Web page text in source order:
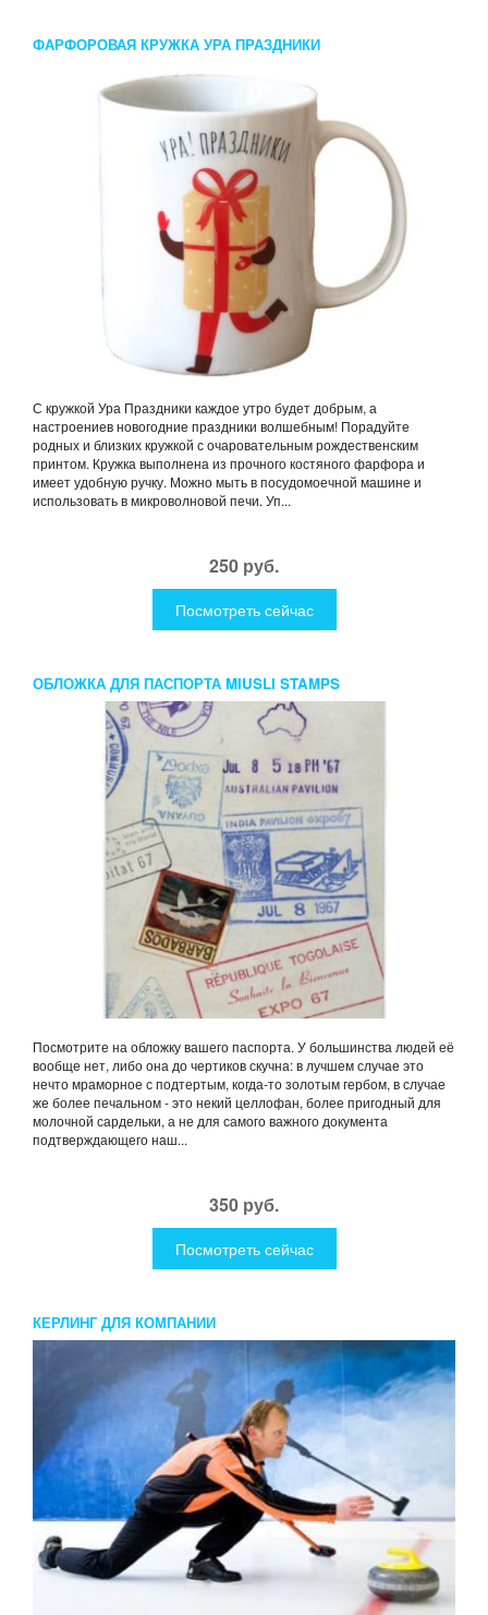
ФАРФОРОВАЯ КРУЖКА УРА ПРАЗДНИКИ
С кружкой Ура Праздники каждое утро будет добрым, а
настроениев новогодние праздники волшебным! Порадуйте
родных и близких кружкой с очаровательным рождественским
принтом. Кружка выполнена из прочного костяного фарфора и
имеет удобную ручку. Можно мыть в посудомоечной машине и
использовать в микроволновой печи. Уп...
250 руб.
Посмотреть сейчас
ОБЛОЖКА ДЛЯ ПАСПОРТА MIUSLI STAMPS
Посмотрите на обложку вашего паспорта. У большинства людей её
вообще нет, либо она до чертиков скучна: в лучшем случае это
нечто мраморное с подтертым, когда-то золотым гербом, в случае
же более печальном - это некий целлофан, более пригодный для
молочной сардельки, а не для самого важного документа
подтверждающего наш...
350 руб.
Посмотреть сейчас
КЕРЛИНГ ДЛЯ КОМПАНИИ